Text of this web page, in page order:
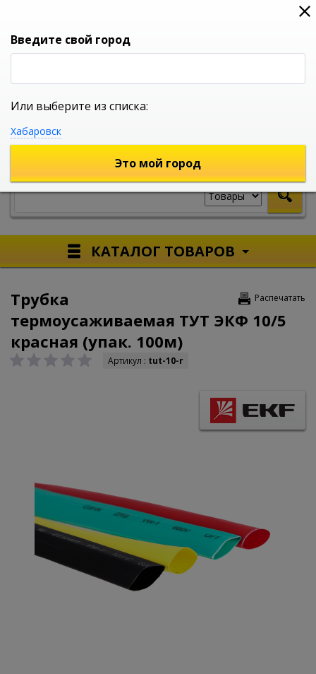
0
УНИВЕРСАЛЬНЫЙ ИНТЕРНЕТ МАГАЗИН
КАТАЛОГ ТОВАРОВ
Распечатать
Трубка
термоусаживаемая ТУТ ЭКФ 10/5
красная (упак. 100м)
Артикул : tut-10-r
Введите свой город
Или выберите из списка:
Хабаровск
Это мой город